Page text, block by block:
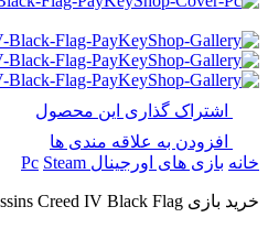
اشتراک گذاری این محصول
افزودن به علاقه مندی ها
خانه بازی های اورجینال Pc Steam
خرید بازی Assassins Creed IV Black Flag برای PC